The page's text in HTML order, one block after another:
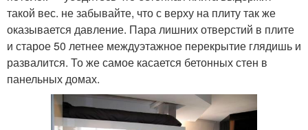
такой вес. не забывайте, что с верху на плиту так же
оказывается давление. Пара лишних отверстий в плите
и старое 50 летнее междуэтажное перекрытие глядишь и
развалится. То же самое касается бетонных стен в
панельных домах.